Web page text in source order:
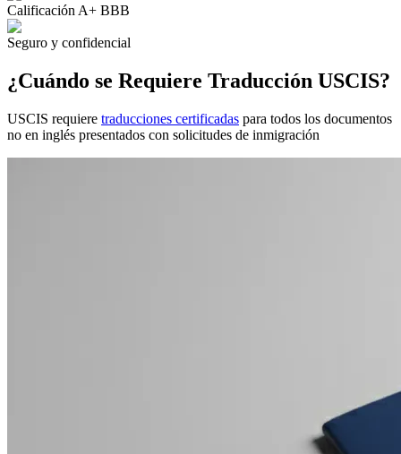
Calificación A+ BBB
Seguro y confidencial
¿Cuándo se Requiere Traducción USCIS?
USCIS requiere traducciones certificadas para todos los documentos
no en inglés presentados con solicitudes de inmigración